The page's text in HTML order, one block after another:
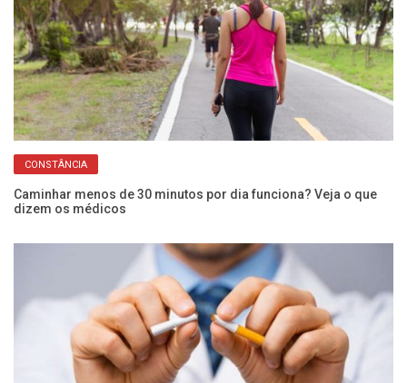
CONSTÂNCIA
Caminhar menos de 30 minutos por dia funciona? Veja o que
dizem os médicos